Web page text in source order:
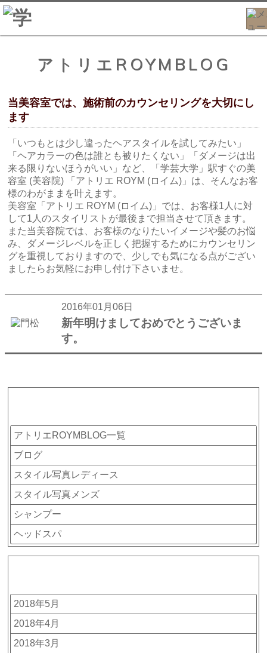
アトリエROYMBLOG
当美容室では、施術前のカウンセリングを大切にし
ます
「いつもとは少し違ったヘアスタイルを試してみたい」
「ヘアカラーの色は誰とも被りたくない」「ダメージは出
来る限りないほうがいい」など、「学芸大学」駅すぐの美
容室 (美容院) 「アトリエ ROYM (ロイム)」は、そんなお客
様のわがままを叶えます。
美容室「アトリエ ROYM (ロイム)」では、お客様1人に対
して1人のスタイリストが最後まで担当させて頂きます。
また当美容院では、お客様のなりたいイメージや髪のお悩
み、ダメージレベルを正しく把握するためにカウンセリン
グを重視しておりますので、少しでも気になる点がござい
ましたらお気軽にお申し付け下さいませ。
2016年01月06日
新年明けましておめでとうございま
す。
アトリエROYMBLOG一覧
ブログ
スタイル写真レディース
スタイル写真メンズ
シャンプー
ヘッドスパ
2018年5月
2018年4月
2018年3月